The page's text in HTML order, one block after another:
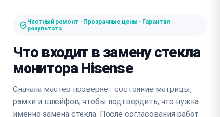
Честный ремонт · Прозрачные цены · Гарантия
результата
Что входит в замену стекла
монитора Hisense
Сначала мастер проверяет состояние матрицы,
рамки и шлейфов, чтобы подтвердить, что нужна
именно замена стекла. После согласования работ